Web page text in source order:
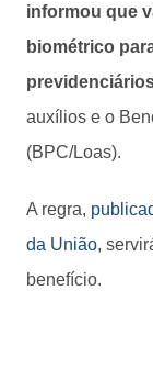
informou que
biométrico
auxílios e o
(BPC/Loas).
A regra,
da União,
benefício.